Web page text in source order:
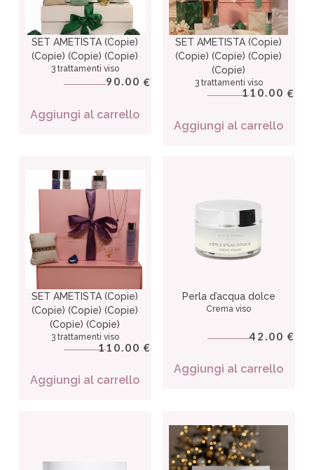
SET AMETISTA (Copie)
(Copie) (Copie) (Copie)
3 trattamenti viso
90.00 €
Aggiungi al carrello
SET AMETISTA (Copie)
(Copie) (Copie) (Copie)
(Copie)
3 trattamenti viso
110.00 €
Aggiungi al carrello
SET AMETISTA (Copie)
(Copie) (Copie) (Copie)
(Copie) (Copie)
3 trattamenti viso
110.00 €
Aggiungi al carrello
Perla d’acqua dolce
Crema viso
42.00 €
Aggiungi al carrello